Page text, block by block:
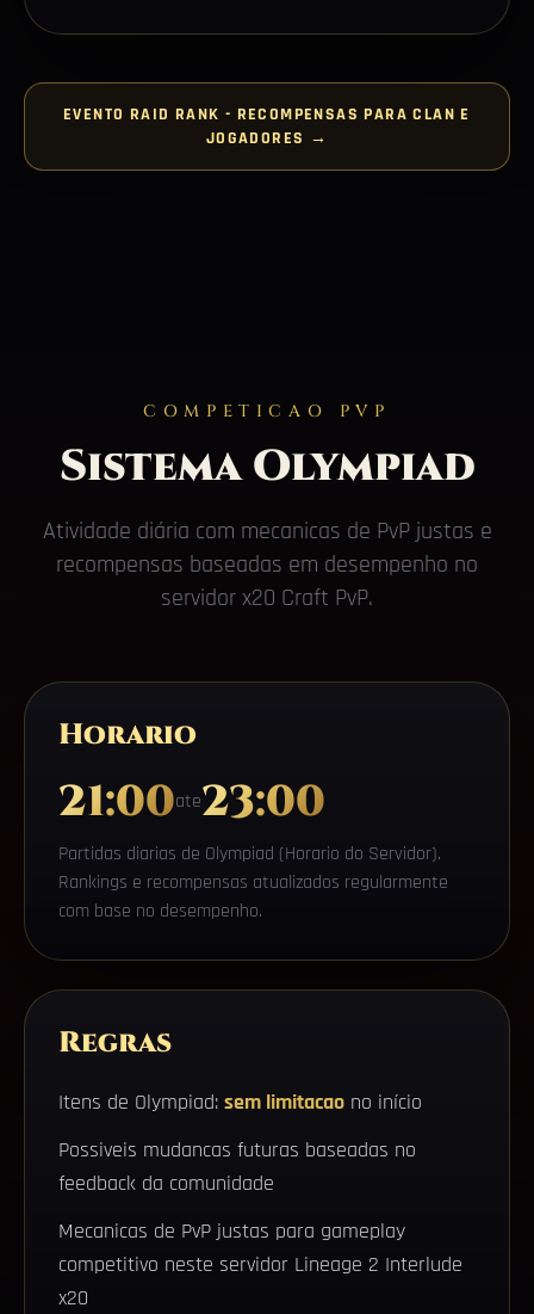
EVENTO RAID RANK - RECOMPENSAS PARA CLAN E
JOGADORES →
COMPETICAO PVP
Sistema Olympiad
Atividade diária com mecanicas de PvP justas e
recompensas baseadas em desempenho no
servidor x20 Craft PvP.
Horario
21:00ate23:00
Partidas diarias de Olympiad (Horario do Servidor).
Rankings e recompensas atualizados regularmente
com base no desempenho.
Regras
Itens de Olympiad: sem limitacao no início
Possiveis mudancas futuras baseadas no
feedback da comunidade
Mecanicas de PvP justas para gameplay
competitivo neste servidor Lineage 2 Interlude
x20